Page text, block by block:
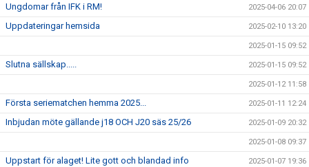
Ungdomar från IFK i RM! 2025-04-06 20:07
Uppdateringar hemsida 2025-02-10 13:20
2025-01-15 09:52
Slutna sällskap..... 2025-01-15 09:52
2025-01-12 11:58
Första seriematchen hemma 2025... 2025-01-11 12:24
Inbjudan möte gällande j18 OCH J20 säs 25/26 2025-01-09 20:32
2025-01-08 09:37
Uppstart för alaget! Lite gott och blandad info 2025-01-07 19:36